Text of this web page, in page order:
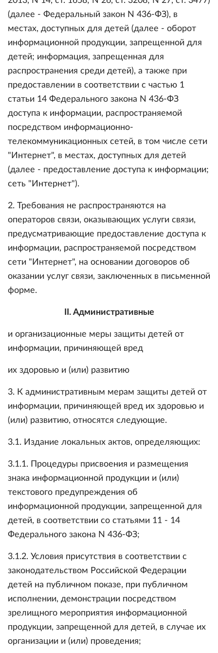
(далее - Федеральный закон N 436-ФЗ), в
местах, доступных для детей (далее - оборот
информационной продукции, запрещенной для
детей; информация, запрещенная для
распространения среди детей), а также при
предоставлении в соответствии с частью 1
статьи 14 Федерального закона N 436-ФЗ
доступа к информации, распространяемой
посредством информационно-
телекоммуникационных сетей, в том числе сети
"Интернет", в местах, доступных для детей
(далее - предоставление доступа к информации;
сеть "Интернет").
2. Требования не распространяются на
операторов связи, оказывающих услуги связи,
предусматривающие предоставление доступа к
информации, распространяемой посредством
сети "Интернет", на основании договоров об
оказании услуг связи, заключенных в письменной
форме.
II. Административные
и организационные меры защиты детей от
информации, причиняющей вред
их здоровью и (или) развитию
3. К административным мерам защиты детей от
информации, причиняющей вред их здоровью и
(или) развитию, относятся следующие.
3.1. Издание локальных актов, определяющих:
3.1.1. Процедуры присвоения и размещения
знака информационной продукции и (или)
текстового предупреждения об
информационной продукции, запрещенной для
детей, в соответствии со статьями 11 - 14
Федерального закона N 436-ФЗ;
3.1.2. Условия присутствия в соответствии с
законодательством Российской Федерации
детей на публичном показе, при публичном
исполнении, демонстрации посредством
зрелищного мероприятия информационной
продукции, запрещенной для детей, в случае их
организации и (или) проведения;